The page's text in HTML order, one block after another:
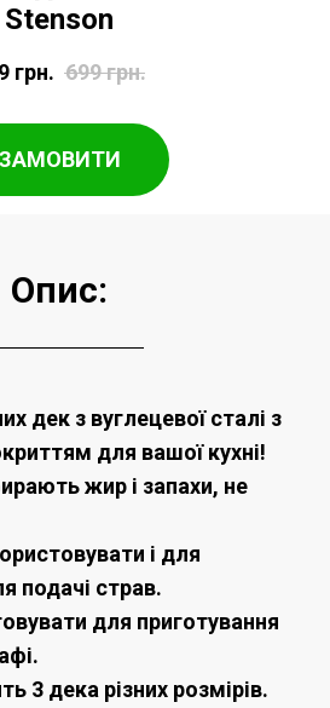
Stenson
грн. 699грн.
ЗАМОВИТИ
Опис:
дек з вуглецевої сталі з
для вашої кухні!
жир і запахи, не
і для
подачі страв.
для приготування
3 дека різних розмірів.